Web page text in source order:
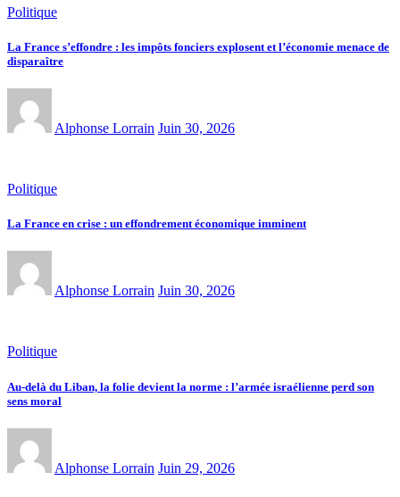
Politique
La France s’effondre : les impôts fonciers explosent et l’économie menace de
disparaître
Alphonse Lorrain Juin 30, 2026
Politique
La France en crise : un effondrement économique imminent
Alphonse Lorrain Juin 30, 2026
Politique
Au-delà du Liban, la folie devient la norme : l’armée israélienne perd son
sens moral
Alphonse Lorrain Juin 29, 2026